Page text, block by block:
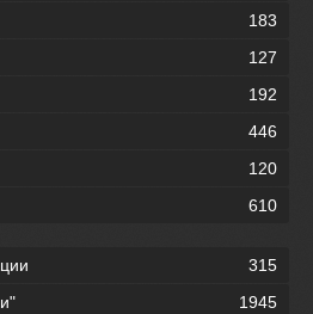
183
127
192
446
120
610
315
1945